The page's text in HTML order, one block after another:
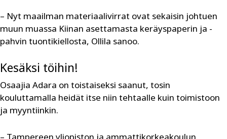
– Nyt maailman materiaalivirrat ovat sekaisin johtuen
muun muassa Kiinan asettamasta keräyspaperin ja -
pahvin tuontikiellosta, Ollila sanoo.
Kesäksi töihin!
Osaajia Adara on toistaiseksi saanut, tosin
kouluttamalla heidät itse niin tehtaalle kuin toimistoon
ja myyntiinkin.
– Tampereen yliopiston ja ammattikorkeakoulun